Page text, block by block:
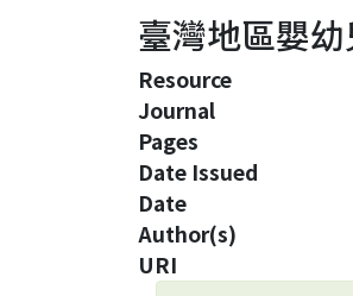
臺灣地區嬰
Resource
Journal
Pages
Date Issued
Date
Author(s)
URI